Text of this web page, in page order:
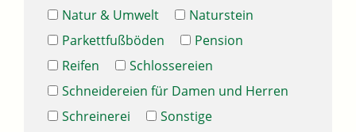
Natur & Umwelt
Naturstein
Parkettfußböden
Pension
Reifen
Schlossereien
Schneidereien für Damen und Herren
Schreinerei
Sonstige